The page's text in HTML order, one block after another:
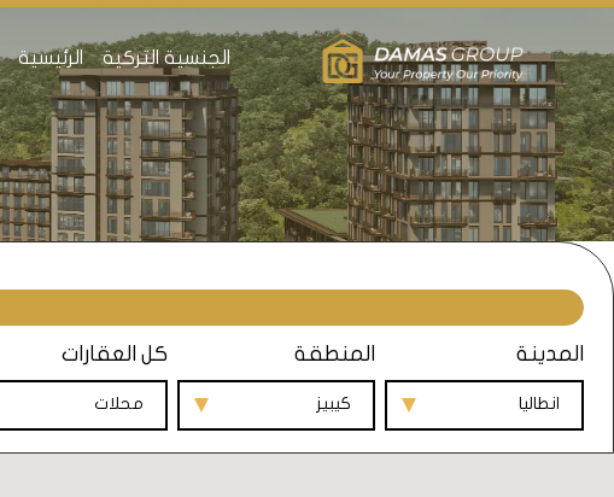
الجنسية التركية الرئيسية
المدينة
انطاليا
المنطقة
كيبيز
كل العقارات
محلات